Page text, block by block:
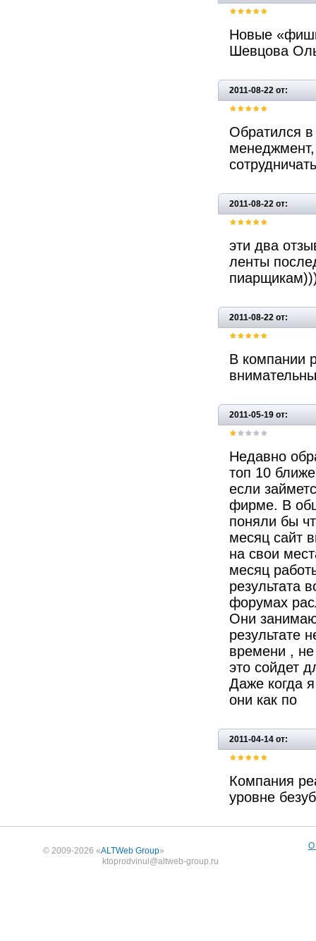
Новые
Шевцова
2011-08-22 от:
Обратился
сотрудничать
2011-08-22 от:
эти два
ленты
2011-08-22 от:
В компании
2011-05-19 от:
Недавно
топ 10
если
фирме. В
поняли бы
месяц сайт
на свои
месяц
результата
форумах
Они
результате
времени ,
это сойдет
Даже когда
они как по
2011-04-14 от:
Компания
уровне
© 2009-2026 «ALTWeb Group»
ktoprodvinul@altweb-group.ru
О